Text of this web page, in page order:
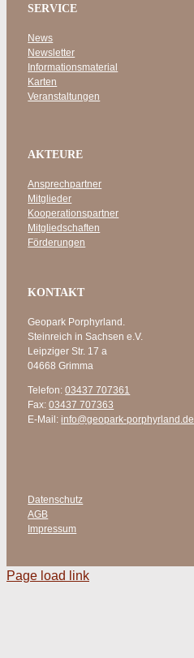
SERVICE
News
Newsletter
Informationsmaterial
Karten
Veranstaltungen
AKTEURE
Ansprechpartner
Mitglieder
Kooperationspartner
Mitgliedschaften
Förderungen
KONTAKT
Geopark Porphyrland.
Steinreich in Sachsen e.V.
Leipziger Str. 17 a
04668 Grimma
Telefon:03437 707361
Fax:03437 707363
E-Mail:info@geopark-porphyrland.de
Datenschutz
AGB
Impressum
Page load link